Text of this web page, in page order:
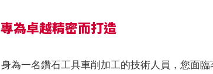
專為卓越精密而打造
身為一名鑽石工具車削加工的技術人員，您面臨